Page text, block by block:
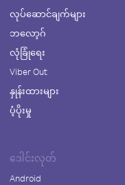
လုပ်ဆောင်ချက်များ
ဘလော့ဂ်
လုံခြုံရေး
Viber Out
နှုန်းထားများ
ပံ့ပိုးမှု
ဒေါင်းလုတ်
Android